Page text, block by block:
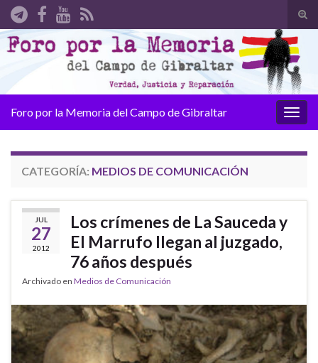
el
de
Search for:
la
Foro por la Memoria del Campo de Gibraltar
CATEGORÍA: MEDIOS DE COMUNICACIÓN
JUL
27
2012
Los crímenes de La Sauceda y
El Marrufo llegan al juzgado,
76 años después
Archivado en Medios de Comunicación